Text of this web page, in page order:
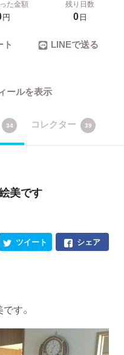
た金額
円
残り日数
0日
ト LINEで送る
ールを表示
34 コレクター 39
美です
シェア
ツイート
す。